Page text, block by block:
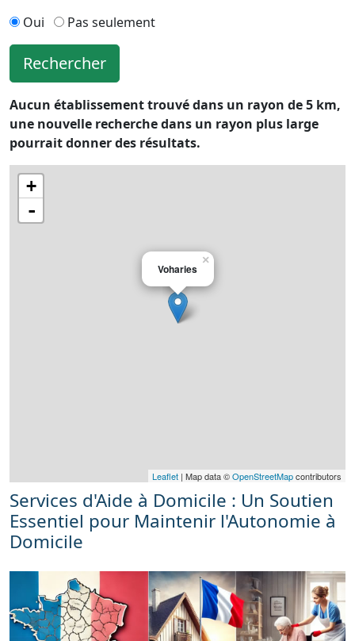
Oui
Pas seulement
Rechercher
Aucun établissement trouvé dans un rayon de 5 km,
une nouvelle recherche dans un rayon plus large
pourrait donner des résultats.
×
Voharies
+
-
Leaflet | Map data ©OpenStreetMapcontributors
Services d'Aide à Domicile : Un Soutien
Essentiel pour Maintenir l'Autonomie à
Domicile